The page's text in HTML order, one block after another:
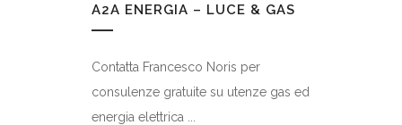
A2A ENERGIA – LUCE & GAS
Contatta Francesco Noris per
consulenze gratuite su utenze gas ed
energia elettrica ...